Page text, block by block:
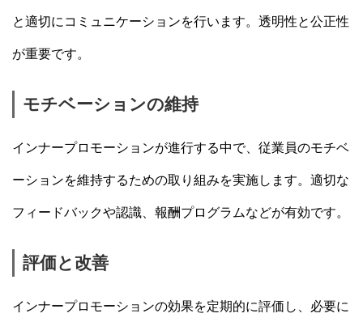
と適切にコミュニケーションを行います。透明性と公正性
が重要です。
モチベーションの維持
インナープロモーションが進行する中で、従業員のモチベ
ーションを維持するための取り組みを実施します。適切な
フィードバックや認識、報酬プログラムなどが有効です。
評価と改善
インナープロモーションの効果を定期的に評価し、必要に